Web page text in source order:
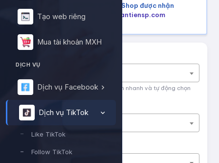
Tạo web riêng
Mua tài khoản MXH
DỊCH VỤ
Dịch vụ Facebook
Dịch vụ TikTok
Like TikTok
Follow TikTok
Mua hàng trên Shopee, Tiktok Shop được nhận
lại tiền hoàn, tham khảo tại
hoantiensp.com
Nhập tên hoặc ID dịch vụ để tìm kiếm nhanh và tự động chọn
Nền tảng